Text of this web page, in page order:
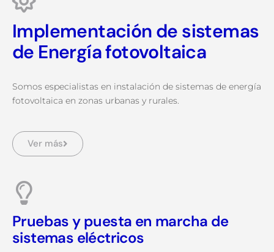
Implementación de sistemas
de Energía fotovoltaica
Somos especialistas en instalación de sistemas de energía
fotovoltaica en zonas urbanas y rurales.
Ver más
Pruebas y puesta en marcha de
sistemas eléctricos